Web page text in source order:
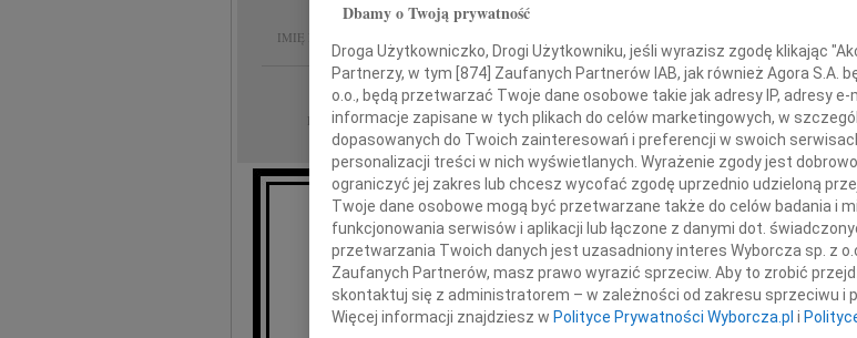
IMIĘ I NAZWISKO: Jan Prajsnar
REGION: Rzeszów
DATA EMISJI: 30.08.2018
Z głębokim smutkiem zawiadamiamy,
że w dniu 27 sierpnia 2018 odszedł od nas
Dbamy o Twoją prywatność
Droga Użytkowniczko, Drogi Użytkowniku, jeśli wyrazisz zgodę klikając
Partnerzy, w tym [ 874 ] Zaufanych Partnerów IAB, jak również Agora S.A.
o.o., będą przetwarzać Twoje dane osobowe takie jak adresy IP, adresy
informacje zapisane w tych plikach do celów marketingowych, w
dopasowanych do Twoich zainteresowań i preferencji w swoich
personalizacji treści w nich wyświetlanych. Wyrażenie zgody jest
ograniczyć jej zakres lub chcesz wycofać zgodę uprzednio udzieloną
Twoje dane osobowe mogą być przetwarzane także do celów badania i
funkcjonowania serwisów i aplikacji lub łączone z danymi dot.
przetwarzania Twoich danych jest uzasadniony interes Wyborcza sp. z
Zaufanych Partnerów, masz prawo wyrazić sprzeciw. Aby to zrobić
skontaktuj się z administratorem – w zależności od zakresu sprzeciwu i
Więcej informacji znajdziesz w Polityce Prywatności Wyborcza.pl i